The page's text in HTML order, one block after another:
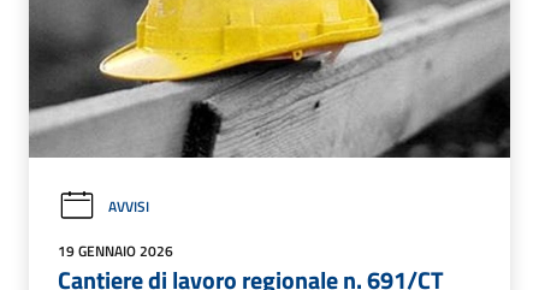
AVVISI
19 GENNAIO 2026
Cantiere di lavoro regionale n. 691/CT